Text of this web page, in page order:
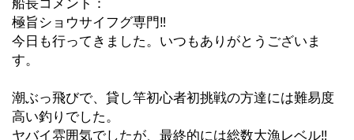
船長コメント：
極旨ショウサイフグ専門‼︎
今日も行ってきました。いつもありがとうございま
す。
潮ぶっ飛びで、貸し竿初心者初挑戦の方達には難易度
高い釣りでした。
ヤバイ雰囲気でしたが、最終的には総数大漁レベル‼︎